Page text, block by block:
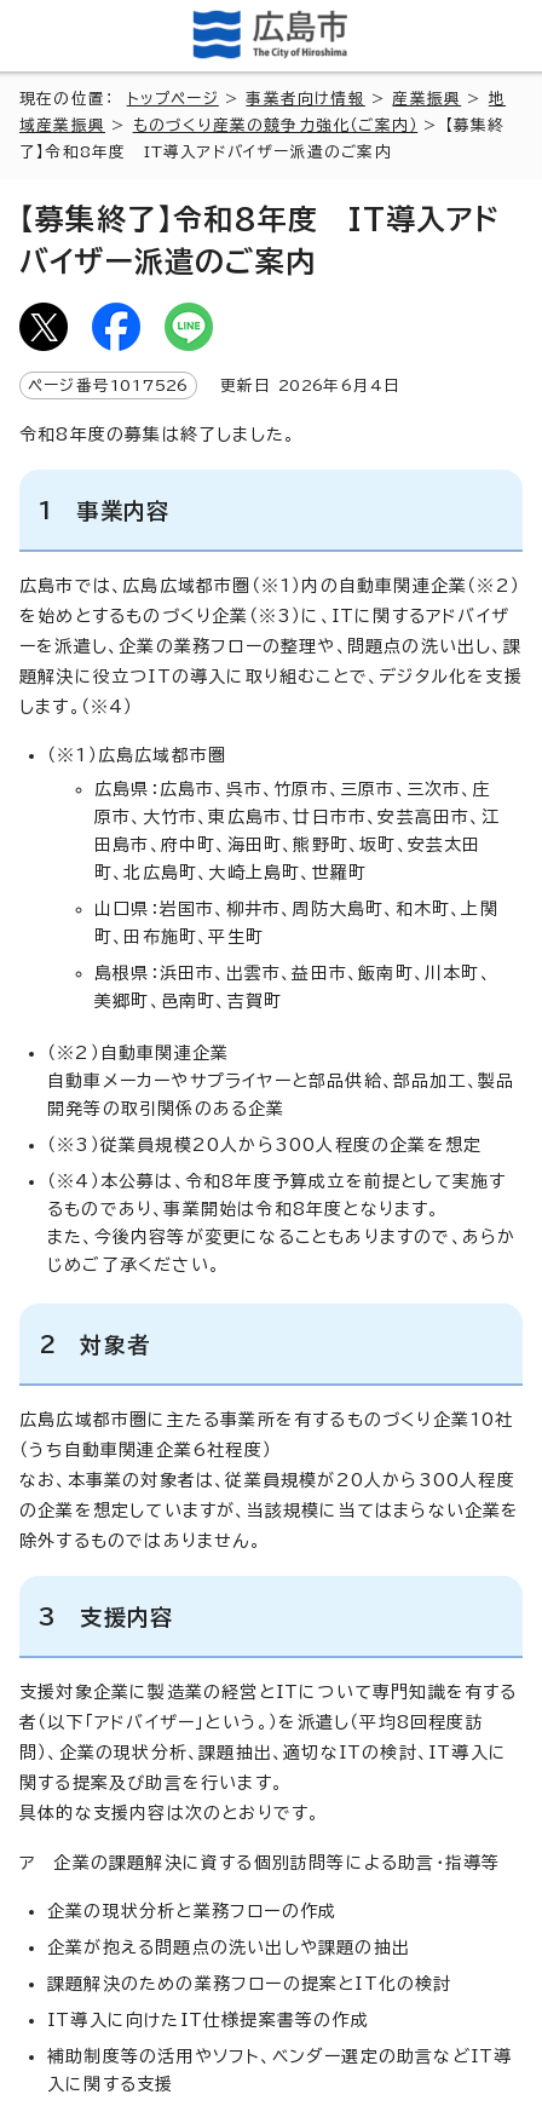
現在の位置： トップページ >事業者向け情報 > 産業振興 > 地
域産業振興
> ものづくり産業の競争力強化（ご案内）
> 【募集終
了】令和8年度 IT導入アドバイザー派遣のご案内
【募集終了】令和8年度 IT導入アド
バイザー派遣のご案内
ページ番号 1017526 更新日 2026年6月4日
令和8年度の募集は終了しました。
1 事業内容
広島市では、広島広域都市圏（※1）内の自動車関連企業（※2）
を始めとするものづくり企業（※3）に、ITに関するアドバイザ
ーを派遣し、企業の業務フローの整理や、問題点の洗い出し、課
題解決に役立つITの導入に取り組むことで、デジタル化を支援
します。（※4）
（※1）広島広域都市圏
広島県：広島市、呉市、竹原市、三原市、三次市、庄
原市、大竹市、東広島市、廿日市市、安芸高田市、江
田島市、府中町、海田町、熊野町、坂町、安芸太田
町、北広島町、大崎上島町、世羅町
山口県：岩国市、柳井市、周防大島町、和木町、上関
町、田布施町、平生町
島根県：浜田市、出雲市、益田市、飯南町、川本町、
美郷町、邑南町、吉賀町
（※2）自動車関連企業
自動車メーカーやサプライヤーと部品供給、部品加工、製品
開発等の取引関係のある企業
（※3）従業員規模20人から300人程度の企業を想定
（※4）本公募は、令和8年度予算成立を前提として実施す
るものであり、事業開始は令和8年度となります。
また、今後内容等が変更になることもありますので、あらか
じめご了承ください。
2 対象者
広島広域都市圏に主たる事業所を有するものづくり企業10社
（うち自動車関連企業6社程度）
なお、本事業の対象者は、従業員規模が20人から300人程度
の企業を想定していますが、当該規模に当てはまらない企業を
除外するものではありません。
3 支援内容
支援対象企業に製造業の経営とITについて専門知識を有する
者（以下「アドバイザー」という。）を派遣し（平均8回程度訪
問）、企業の現状分析、課題抽出、適切なITの検討、IT導入に
関する提案及び助言を行います。
具体的な支援内容は次のとおりです。
ア 企業の課題解決に資する個別訪問等による助言・指導等
企業の現状分析と業務フローの作成
企業が抱える問題点の洗い出しや課題の抽出
課題解決のための業務フローの提案とIT化の検討
IT導入に向けたIT仕様提案書等の作成
補助制度等の活用やソフト、ベンダー選定の助言などIT導
入に関する支援